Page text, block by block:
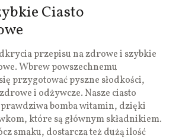
Ciasto
przepisu na zdrowe i szybkie
Wbrew powszechnemu
przygotować pyszne słodkości,
i odżywcze. Nasze ciasto
bomba witamin, dzięki
które są głównym składnikiem.
smaku, dostarcza też dużą ilość